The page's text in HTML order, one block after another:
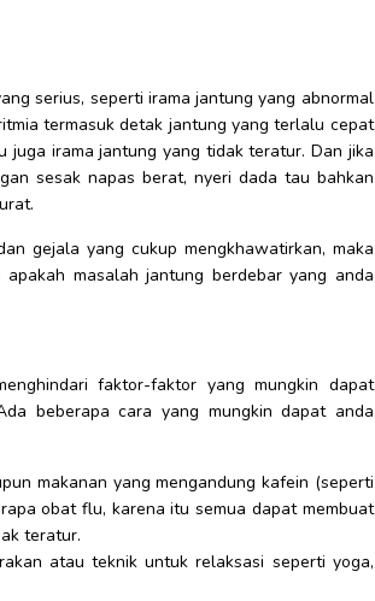
serius, seperti irama jantung yang abnormal
termasuk detak jantung yang terlalu cepat
juga irama jantung yang tidak teratur. Dan jika
sesak napas berat, nyeri dada tau bahkan
gejala yang cukup mengkhawatirkan, maka
masalah jantung berdebar yang anda
faktor-faktor yang mungkin dapat
beberapa cara yang mungkin dapat anda
makanan yang mengandung kafein (seperti
obat flu, karena itu semua dapat membuat
teratur.
atau teknik untuk relaksasi seperti yoga,